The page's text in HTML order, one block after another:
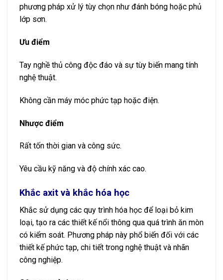
phương pháp xử lý tùy chọn như đánh bóng hoặc phủ
lớp sơn.
Ưu điểm
Tay nghề thủ công độc đáo và sự tùy biến mang tính
nghệ thuật.
Không cần máy móc phức tạp hoặc điện.
Nhược điểm
Rất tốn thời gian và công sức.
Yêu cầu kỹ năng và độ chính xác cao.
Khắc axit và khắc hóa học
Khắc sử dụng các quy trình hóa học để loại bỏ kim
loại, tạo ra các thiết kế nổi thông qua quá trình ăn mòn
có kiểm soát. Phương pháp này phổ biến đối với các
thiết kế phức tạp, chi tiết trong nghệ thuật và nhãn
công nghiệp.